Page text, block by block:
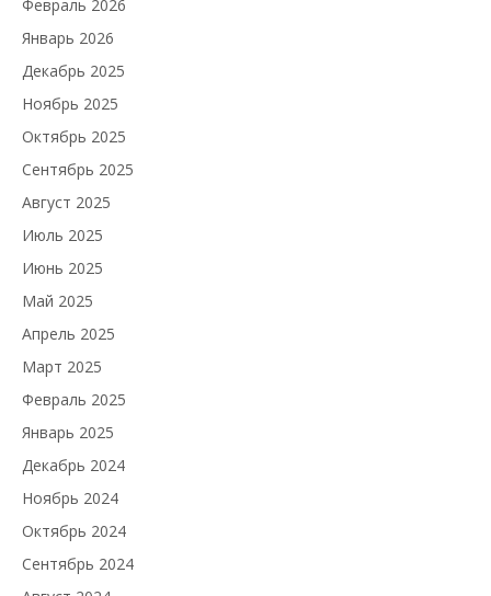
Февраль 2026
Январь 2026
Декабрь 2025
Ноябрь 2025
Октябрь 2025
Сентябрь 2025
Август 2025
Июль 2025
Июнь 2025
Май 2025
Апрель 2025
Март 2025
Февраль 2025
Январь 2025
Декабрь 2024
Ноябрь 2024
Октябрь 2024
Сентябрь 2024